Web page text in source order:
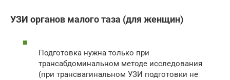
УЗИ органов малого таза (для женщин)
Подготовка нужна только при
трансабдоминальном методе исследования
(при трансвагинальном УЗИ подготовки не